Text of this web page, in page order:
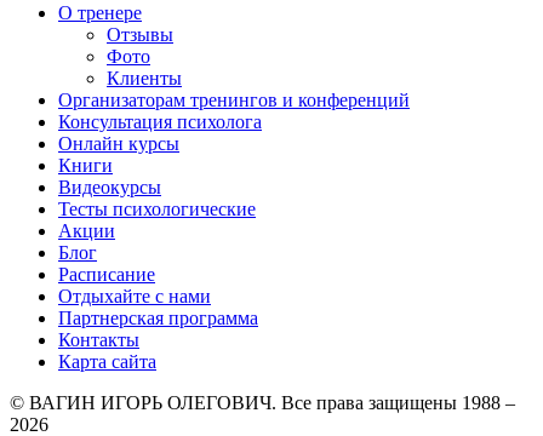
О тренере
Отзывы
Фото
Клиенты
Организаторам тренингов и конференций
Консультация психолога
Онлайн курсы
Книги
Видеокурсы
Тесты психологические
Акции
Блог
Расписание
Отдыхайте с нами
Партнерская программа
Контакты
Карта сайта
© ВАГИН ИГОРЬ ОЛЕГОВИЧ. Все права защищены 1988 –
2026